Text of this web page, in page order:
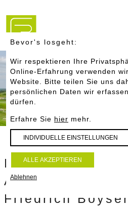
Altensteig-
Friedrich
Bevor's losgeht:
Wir respektieren Ihre
Online-Erfahrung verwenden
Website. Bitte teilen Sie uns
persönlichen Daten wir
dürfen.
Erfahre Sie hier mehr.
Ablehnen
INDIVIDUELLE EINSTELLUNGEN
ALLE AKZEPTIEREN